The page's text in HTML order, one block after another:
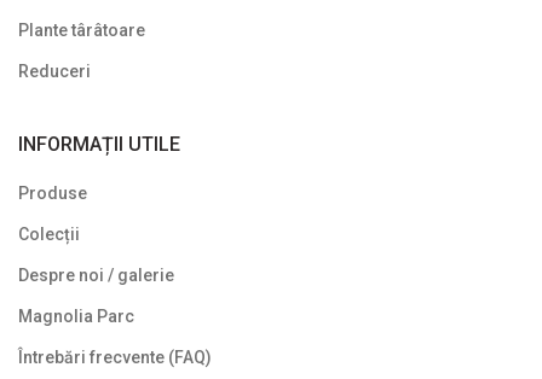
Plante târâtoare
Reduceri
INFORMAȚII UTILE
Produse
Colecții
Despre noi / galerie
Magnolia Parc
Întrebări frecvente (FAQ)